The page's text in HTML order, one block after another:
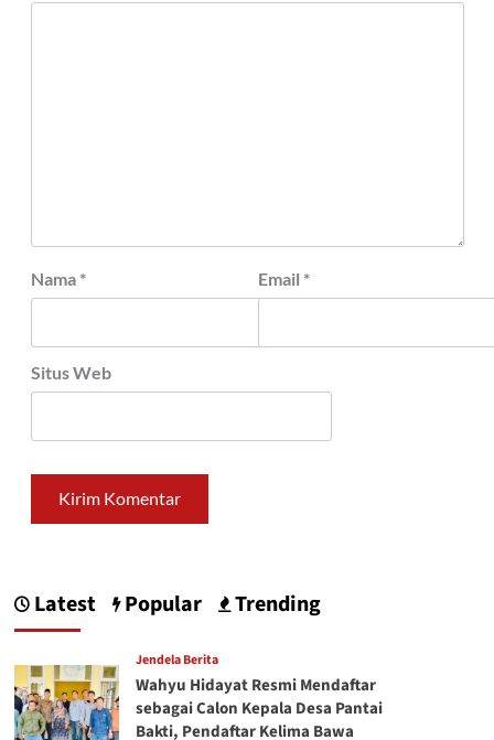
Nama * Email *
Situs Web
Latest Popular Trending
Jendela Berita
Wahyu Hidayat Resmi Mendaftar
sebagai Calon Kepala Desa Pantai
Bakti, Pendaftar Kelima Bawa